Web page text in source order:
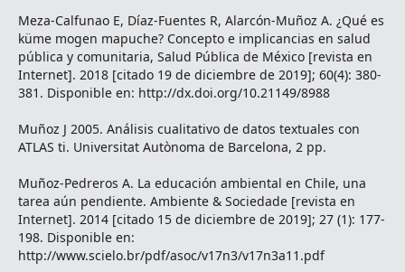
Meza-Calfunao E, Díaz-Fuentes R, Alarcón-Muñoz A. ¿Qué es
küme mogen mapuche? Concepto e implicancias en salud
pública y comunitaria, Salud Pública de México [revista en
Internet]. 2018 [citado 19 de diciembre de 2019]; 60(4): 380-
381. Disponible en: http://dx.doi.org/10.21149/8988
Muñoz J 2005. Análisis cualitativo de datos textuales con
ATLAS ti. Universitat Autònoma de Barcelona, 2 pp.
Muñoz-Pedreros A. La educación ambiental en Chile, una
tarea aún pendiente. Ambiente & Sociedade [revista en
Internet]. 2014 [citado 15 de diciembre de 2019]; 27 (1): 177-
198. Disponible en:
http://www.scielo.br/pdf/asoc/v17n3/v17n3a11.pdf